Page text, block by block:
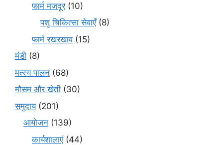
फार्म मजदूर(10)
पशु चिकित्सा सेवाएँ(8)
फार्म रखरखाव(15)
मंडी (8)
मत्स्य पालन (68)
मौसम और खेती (30)
समुदाय(201)
आयोजन (139)
कार्यशालाएं(44)